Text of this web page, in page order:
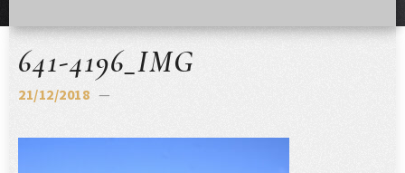
641-4196_IMG
21/12/2018